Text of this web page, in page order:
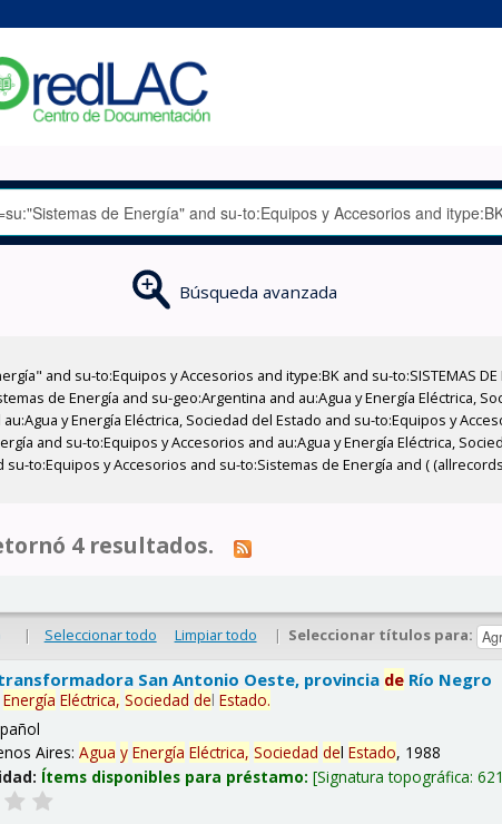
Búsqueda avanzada
and su-to:Equipos y Accesorios and itype:BK and su-to:SISTEMAS
de Energía and su-geo:Argentina and au:Agua y Energía Eléctrica,
y Energía Eléctrica, Sociedad del Estado and su-to:Equipos y
and su-to:Equipos y Accesorios and au:Agua y Energía Eléctrica,
to:Equipos y Accesorios and su-to:Sistemas de Energía and (
4 resultados.
| Seleccionar todo Limpiar todo | Seleccionar títulos para:
San Antonio Oeste, provincia de Río Negro
Energía Eléctrica, Sociedad delEstado.
Aires:Agua y Energía Eléctrica, Sociedad delEstado, 1988
Ítems disponibles para préstamo: Signatura topográfica: